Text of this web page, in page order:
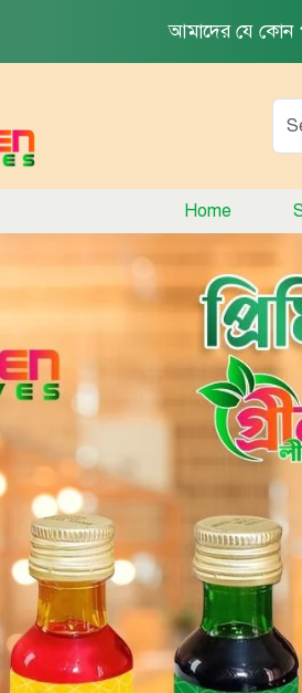
আমাদের যে
Home